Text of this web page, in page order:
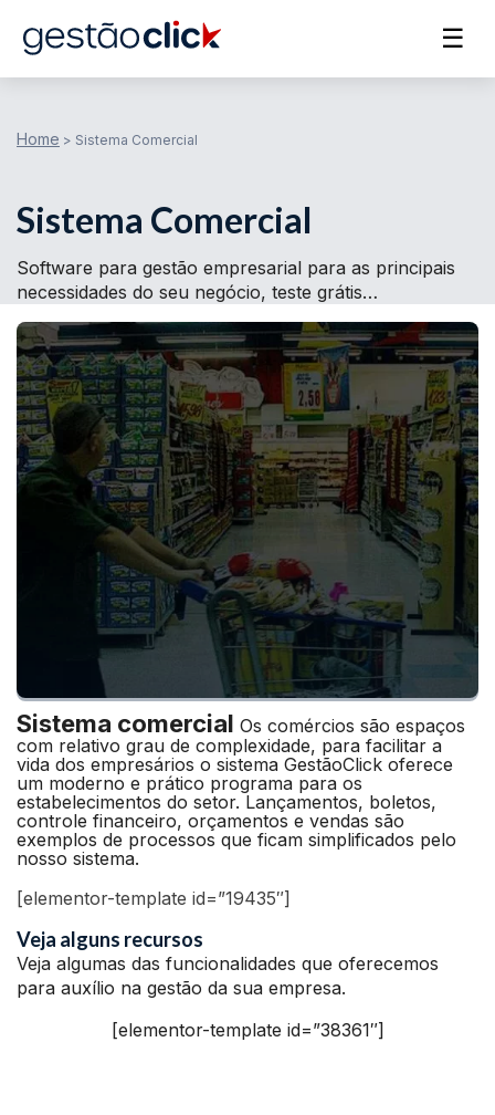
☰
Home > Sistema Comercial
Sistema Comercial
Software para gestão empresarial para as principais
necessidades do seu negócio, teste grátis…
Sistema comercial Os comércios são espaços
com relativo grau de complexidade, para facilitar a
vida dos empresários o sistema GestãoClick oferece
um moderno e prático programa para os
estabelecimentos do setor. Lançamentos, boletos,
controle financeiro, orçamentos e vendas são
exemplos de processos que ficam simplificados pelo
nosso sistema.
[elementor-template id=”19435″]
Veja alguns recursos
Veja algumas das funcionalidades que oferecemos
para auxílio na gestão da sua empresa.
[elementor-template id=”38361″]